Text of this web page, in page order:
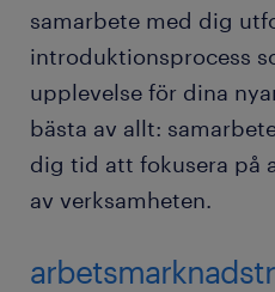
samarbete med dig
introduktionsprocess
upplevelse för dina
bästa av allt:
dig tid att fokusera på
av verksamheten.